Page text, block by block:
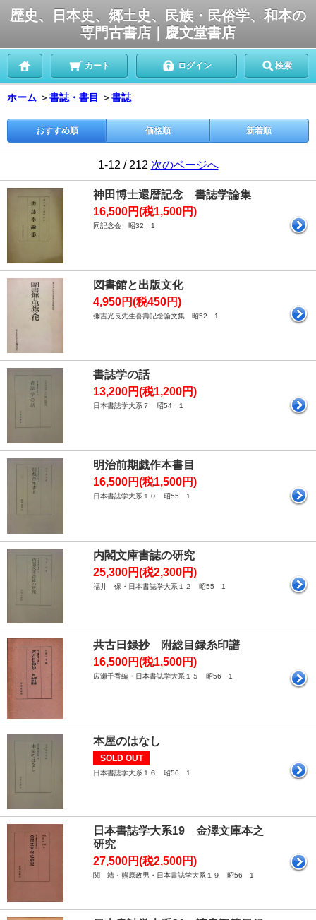
歴史、日本史、郷土史、民族・民俗学、和本の
専門古書店｜慶文堂書店
カート ログイン 検索
ホーム ＞書誌・書目 ＞書誌
おすすめ順 価格順 新着順
1-12 / 212 次のページへ
神田博士還暦記念 書誌学論集
16,500円(税1,500円)
同記念会 昭32 1
図書館と出版文化
4,950円(税450円)
彌吉光長先生喜壽記念論文集 昭52 1
書誌学の話
13,200円(税1,200円)
日本書誌学大系７ 昭54 1
明治前期戯作本書目
16,500円(税1,500円)
日本書誌学大系１０ 昭55 1
内閣文庫書誌の研究
25,300円(税2,300円)
福井 保・日本書誌学大系１２ 昭55 1
共古日録抄 附総目録糸印譜
16,500円(税1,500円)
広瀬千香編・日本書誌学大系１５ 昭56 1
本屋のはなし
SOLD OUT
日本書誌学大系１６ 昭56 1
日本書誌学大系19 金澤文庫本之
研究
27,500円(税2,500円)
関 靖・熊原政男・日本書誌学大系１９ 昭56 1